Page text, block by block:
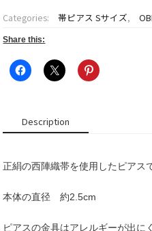
+チ
ャ
ム
~Ayanishiki~
Categories: 帯ピアス Sサイズ,
Share this:
Description
正絹の西陣織帯を使用したピアス
本体の直径 約2.5cm
ピアスの金具はアレルギーが出に